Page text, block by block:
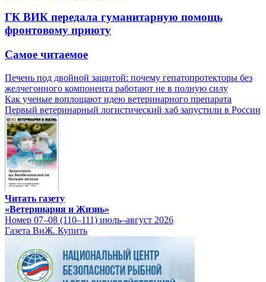
ГК ВИК передала гуманитарную помощь
фронтовому приюту
Самое читаемое
Печень под двойной защитой: почему гепатопротекторы без
желчегонного компонента работают не в полную силу
Как ученые воплощают идею ветеринарного препарата
Первый ветеринарный логистический хаб запустили в России
Читать газету
«Ветеринария и Жизнь»
Номер 07–08 (110–111) июль–август 2026
Газета ВиЖ. Купить